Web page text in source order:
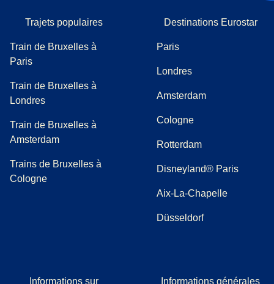
Trajets populaires
Train de Bruxelles à
Paris
Train de Bruxelles à
Londres
Train de Bruxelles à
Amsterdam
Trains de Bruxelles à
Cologne
Destinations Eurostar
Paris
Londres
Amsterdam
Cologne
Rotterdam
Disneyland® Paris
Aix-La-Chapelle
Düsseldorf
Informations sur
Informations générales